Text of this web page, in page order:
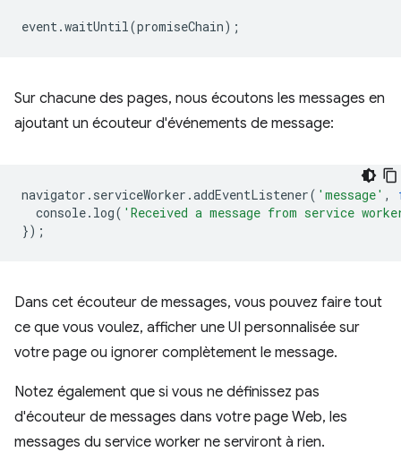
event.waitUntil(promiseChain);
Sur chacune des pages, nous écoutons les messages en
ajoutant un écouteur d'événements de message:
navigator . serviceWorker .addEventListener( 'message' ,
console. log( 'Received a message from service
});
Dans cet écouteur de messages, vous pouvez faire tout
ce que vous voulez, afficher une UI personnalisée sur
votre page ou ignorer complètement le message.
Notez également que si vous ne définissez pas
d'écouteur de messages dans votre page Web, les
messages du service worker ne serviront à rien.